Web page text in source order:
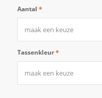
Aantal *
Tassenkleur*